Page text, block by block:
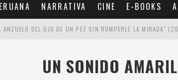
NARRATIVA CINE E-BOOKS
DE ALONSO RABÍ
UN SONIDO